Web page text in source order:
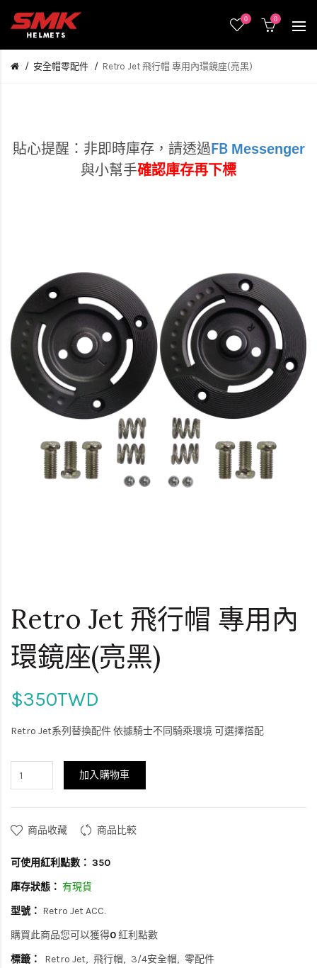
0 0
安全帽零配件 Retro Jet 飛行帽 專用內環鏡座(亮黑)
貼心提醒：非即時庫存， 請透過 FB Messenger
與小幫手確認庫存再下標
Retro Jet 飛行帽 專用內
環鏡座(亮黑)
$350TWD
Retro Jet系列替換配件 依據騎士不同騎乘環境 可選擇搭配
加入購物車
商品收藏 商品比較
可使用紅利點數： 350
庫存狀態： 有現貨
型號： Retro Jet ACC.
購買此商品您可以獲得0紅利點數
標籤：
Retro Jet 飛行帽 3/4安全帽
零配件